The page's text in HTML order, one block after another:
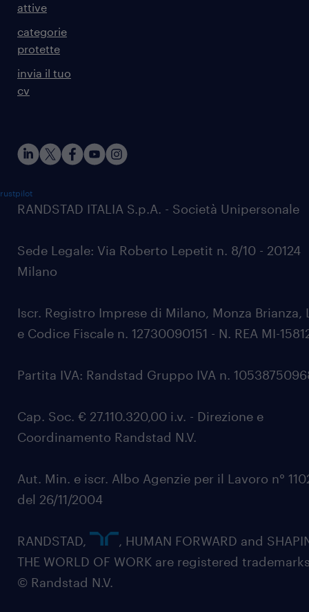
attive
categorie
protette
invia il tuo
cv
RANDSTAD ITALIA S.p.A. - Società Unipersonale
Sede Legale: Via Roberto Lepetit n. 8/10 - 20124
Milano
Iscr. Registro Imprese di Milano, Monza Brianza,
e Codice Fiscale n. 12730090151 - N. REA MI-
Partita IVA: Randstad Gruppo IVA n.
Cap. Soc. € 27.110.320,00 i.v. - Direzione e
Coordinamento Randstad N.V.
Aut. Min. e iscr. Albo Agenzie per il Lavoro n°
del 26/11/2004
RANDSTAD,
, HUMAN FORWARD and
THE WORLD OF WORK are registered
© Randstad N.V.